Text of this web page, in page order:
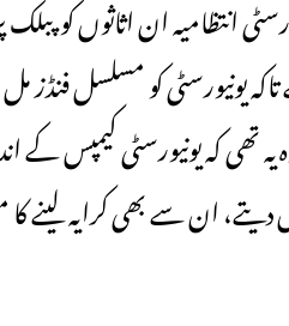
انتظامیہ ان اثاثوں کو
یونیورسٹی کو مسلسل
کہ یونیورسٹی کیمپس کے
ان سے بھی کرایہ لینے کا